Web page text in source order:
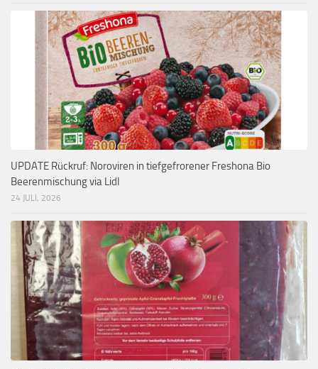
UPDATE Rückruf: Noroviren in tiefgefrorener Freshona Bio
Beerenmischung via Lidl
24 JULI, 2026